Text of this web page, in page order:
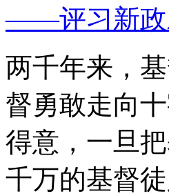
——评习新政
两千年来，
督勇敢走向
得意，一旦
千万的基督